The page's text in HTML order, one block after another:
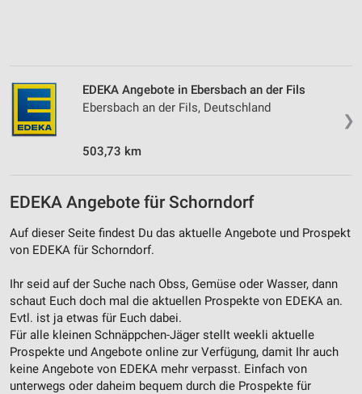
❯
EDEKA Angebote in Ebersbach an der Fils
Ebersbach an der Fils, Deutschland
503,73 km
EDEKA Angebote für Schorndorf
Auf dieser Seite findest Du das aktuelle Angebote und Prospekt
von EDEKA für Schorndorf.
Ihr seid auf der Suche nach Obss, Gemüse oder Wasser, dann
schaut Euch doch mal die aktuellen Prospekte von EDEKA an.
Evtl. ist ja etwas für Euch dabei.
Für alle kleinen Schnäppchen-Jäger stellt weekli aktuelle
Prospekte und Angebote online zur Verfügung, damit Ihr auch
keine Angebote von EDEKA mehr verpasst. Einfach von
unterwegs oder daheim bequem durch die Prospekte für
Messung der Performance von Inhalten
Analyse von Zielgruppen durch Statistiken oder
Kombinationen von Daten aus verschiedenen
Inhalten
Verwendung genauer Standortdaten
Geräte anhand von aktiv angeforderten
Informationen identifizieren
Nicht-IAB-Verarbeitungszwecke:
Notwendig